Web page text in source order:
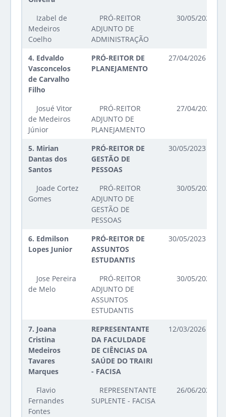
Izabel de
Medeiros
Coelho
PRÓ-REITOR
ADJUNTO DE
ADMINISTRAÇÃO
30/05/2023
4. Edvaldo
Vasconcelos
de Carvalho
Filho
PRÓ-REITOR DE
PLANEJAMENTO
27/04/2026 até
Josué Vitor
de Medeiros
Júnior
PRÓ-REITOR
ADJUNTO DE
PLANEJAMENTO
27/04/2026
5. Mirian
Dantas dos
Santos
PRÓ-REITOR DE
GESTÃO DE
PESSOAS
30/05/2023 até
Joade Cortez
Gomes
PRÓ-REITOR
ADJUNTO DE
GESTÃO DE
PESSOAS
30/05/2023
6. Edmilson
Lopes Junior
PRÓ-REITOR DE
ASSUNTOS
ESTUDANTIS
30/05/2023 até
Jose Pereira
de Melo
PRÓ-REITOR
ADJUNTO DE
ASSUNTOS
ESTUDANTIS
30/05/2023
7. Joana
Cristina
Medeiros
Tavares
Marques
REPRESENTANTE
DA FACULDADE
DE CIÊNCIAS DA
SAÚDE DO TRAIRI
- FACISA
12/03/2026 até
Flavio
Fernandes
Fontes
REPRESENTANTE
SUPLENTE - FACISA
26/06/2025